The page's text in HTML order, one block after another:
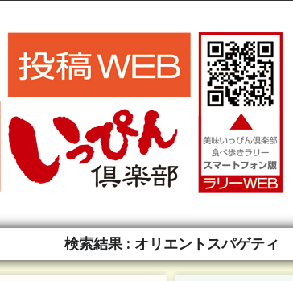
検索結果 : オリエントスパゲティ